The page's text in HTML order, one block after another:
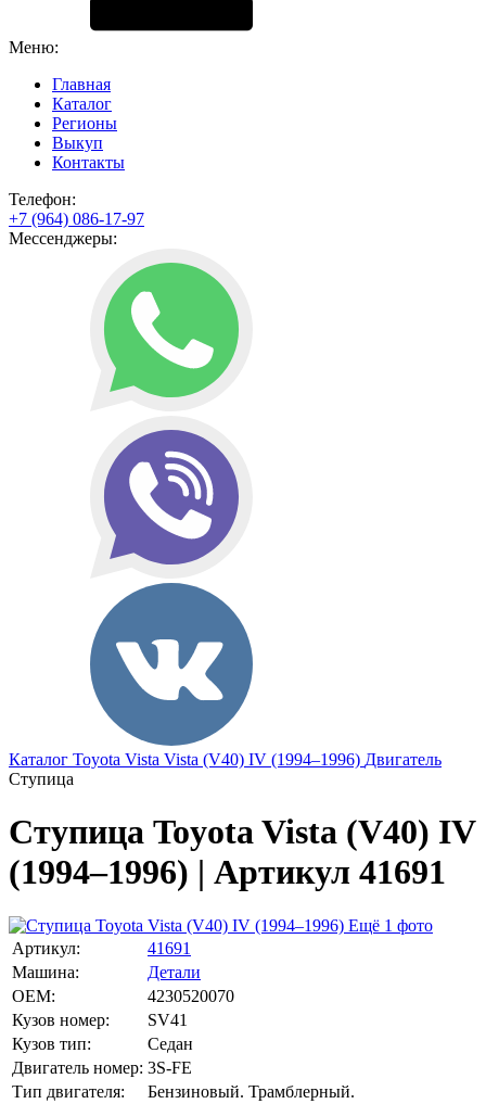
Меню:
Главная
Каталог
Регионы
Выкуп
Контакты
Телефон:
+7 (964) 086-17-97
Мессенджеры:
Каталог Toyota Vista Vista (V40) IV (1994–1996) Двигатель
Ступица
Ступица Toyota Vista (V40) IV
(1994–1996) | Артикул 41691
Ещё 1 фото
Артикул:
41691
Машина:
Детали
OEM:
4230520070
Кузов номер:
SV41
Кузов тип:
Седан
Двигатель номер: 3S-FE
Тип двигателя:
Бензиновый. Трамблерный.